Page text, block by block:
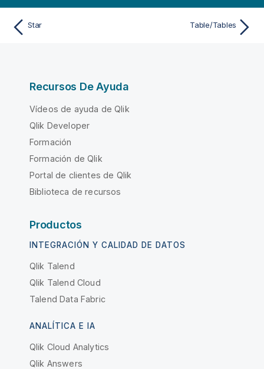
Star Table/Tables
Recursos De Ayuda
Vídeos de ayuda de Qlik
Qlik Developer
Formación
Formación de Qlik
Portal de clientes de Qlik
Biblioteca de recursos
Productos
INTEGRACIÓN Y CALIDAD DE DATOS
Qlik Talend
Qlik Talend Cloud
Talend Data Fabric
ANALÍTICA E IA
Qlik Cloud Analytics
Qlik Answers